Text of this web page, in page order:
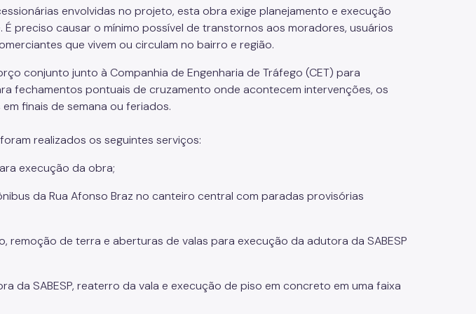
envolvidas no projeto, esta obra exige planejamento e execução
É preciso causar o mínimo possível de transtornos aos moradores, usuários
que vivem ou circulam no bairro e região.
conjunto junto à Companhia de Engenharia de Tráfego (CET) para
fechamentos pontuais de cruzamento onde acontecem intervenções, os
finais de semana ou feriados.
realizados os seguintes serviços:
execução da obra;
da Rua Afonso Braz no canteiro central com paradas provisórias
remoção de terra e aberturas de valas para execução da adutora da SABESP
da SABESP, reaterro da vala e execução de piso em concreto em uma faixa